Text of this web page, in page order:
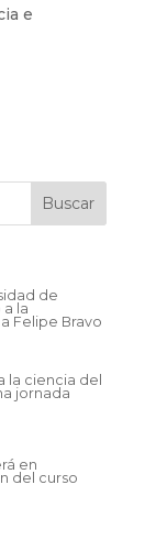
e
de
la
Felipe Bravo
la ciencia del
jornada
en
del curso